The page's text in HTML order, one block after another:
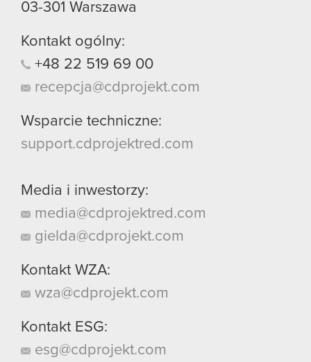
03-301 Warszawa
Kontakt ogólny:
+48 22 519 69 00
recepcja@cdprojekt.com
Wsparcie techniczne:
support.cdprojektred.com
Media i inwestorzy:
media@cdprojektred.com
gielda@cdprojekt.com
Kontakt WZA:
wza@cdprojekt.com
Kontakt ESG:
esg@cdprojekt.com